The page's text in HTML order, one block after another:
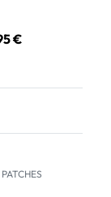
PATCHES